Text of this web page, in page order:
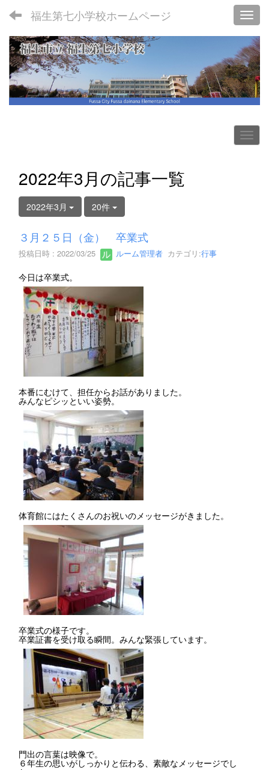
福生第七小学校ホームページ
2022年3月の記事一覧
2022年3月 20件
３月２５日（金） 卒業式
投稿日時 : 2022/03/25 ルーム管理者 カテゴリ:行事
今日は卒業式。
本番にむけて、担任からお話がありました。
みんなピシッといい姿勢。
体育館にはたくさんのお祝いのメッセージがきました。
卒業式の様子です。
卒業証書を受け取る瞬間。みんな緊張しています。
門出の言葉は映像で。
６年生の思いがしっかりと伝わる、素敵なメッセージでし